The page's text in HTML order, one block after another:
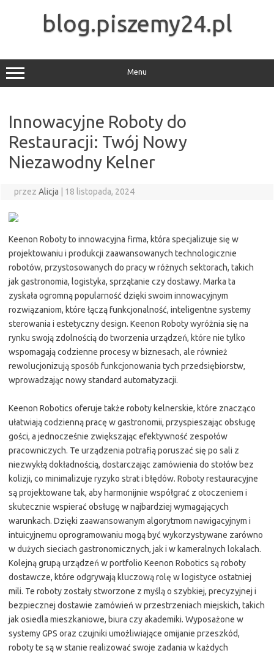
blog.piszemy24.pl
Menu
Innowacyjne Roboty do
Restauracji: Twój Nowy
Niezawodny Kelner
przez Alicja 18 listopada, 2024
Keenon Roboty to innowacyjna firma, która specjalizuje się w
projektowaniu i produkcji zaawansowanych technologicznie
robotów, przystosowanych do pracy w różnych sektorach, takich
jak gastronomia, logistyka, sprzątanie czy dostawy. Marka ta
zyskała ogromną popularność dzięki swoim innowacyjnym
rozwiązaniom, które łączą funkcjonalność, inteligentne systemy
sterowania i estetyczny design. Keenon Roboty wyróżnia się na
rynku swoją zdolnością do tworzenia urządzeń, które nie tylko
wspomagają codzienne procesy w biznesach, ale również
rewolucjonizują sposób funkcjonowania tych przedsiębiorstw,
wprowadzając nowy standard automatyzacji.
Keenon Robotics oferuje także roboty kelnerskie, które znacząco
ułatwiają codzienną pracę w gastronomii, przyspieszając obsługę
gości, a jednocześnie zwiększając efektywność zespołów
pracowniczych. Te urządzenia potrafią poruszać się po sali z
niezwykłą dokładnością, dostarczając zamówienia do stołów bez
kolizji, co minimalizuje ryzyko strat i błędów. Roboty restauracyjne
są projektowane tak, aby harmonijnie współgrać z otoczeniem i
skutecznie wspierać obsługę w najbardziej wymagających
warunkach. Dzięki zaawansowanym algorytmom nawigacyjnym i
intuicyjnemu oprogramowaniu mogą być wykorzystywane zarówno
w dużych sieciach gastronomicznych, jak i w kameralnych lokalach.
Kolejną grupą urządzeń w portfolio Keenon Robotics są roboty
dostawcze, które odgrywają kluczową rolę w logistyce ostatniej
mili. Te roboty zostały stworzone z myślą o szybkiej, precyzyjnej i
bezpiecznej dostawie zamówień w przestrzeniach miejskich, takich
jak osiedla mieszkaniowe, biura czy akademiki. Wyposażone w
systemy GPS oraz czujniki umożliwiające omijanie przeszkód,
roboty te są w stanie realizować swoje zadania w każdych